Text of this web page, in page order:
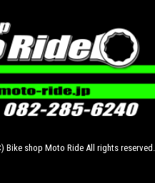
Bike shop Moto Ride All rights reserved.